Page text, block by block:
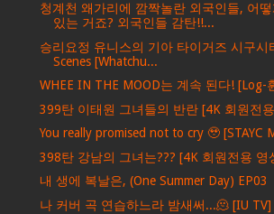
청계천 왜가리에 깜짝놀란 외국인들, 어
있는 거죠? 외국인들 감탄!!...
승리요정 유니스의 기아 타이거즈 시구시
Scenes [Whatchu...
WHEE IN THE MOOD는 계속 된다! [Log-
399탄 이태원 그녀들의 반란 [4K 회원전
You really promised not to cry 🥹 [STAYC
398탄 강남의 그녀는??? [4K 회원전용
내 생에 복날은, (One Summer Day) EP03
나 커버 곡 연습하느라 밤새써...🫠 [IU TV]